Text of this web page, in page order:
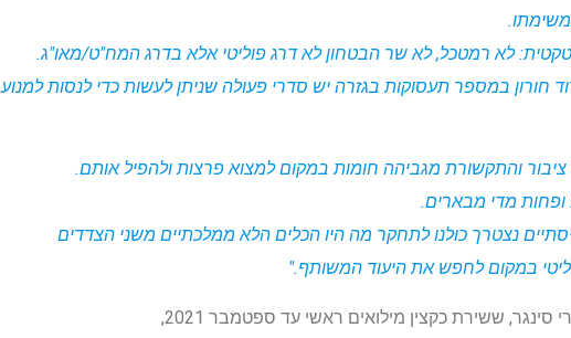
לא רמטכל, לא שר הבטחון לא דרג פוליטי אלא בדרג המח"ט/מאו"ג.
חורון במספר תעסוקות בגזרה יש סדרי פעולה שניתן לעשות כדי לנסות למנוע
ציבור והתקשורת מגביהה חומות במקום למצוא פרצות ולהפיל אותם.
ופחות מדי מבארים.
נצטרך כולנו לתחקר מה היו הכלים הלא ממלכתיים משני הצדדים
במקום לחפש את היעוד המשותף."
סינגר, ששירת כקצין מילואים ראשי עד ספטמבר 2021,